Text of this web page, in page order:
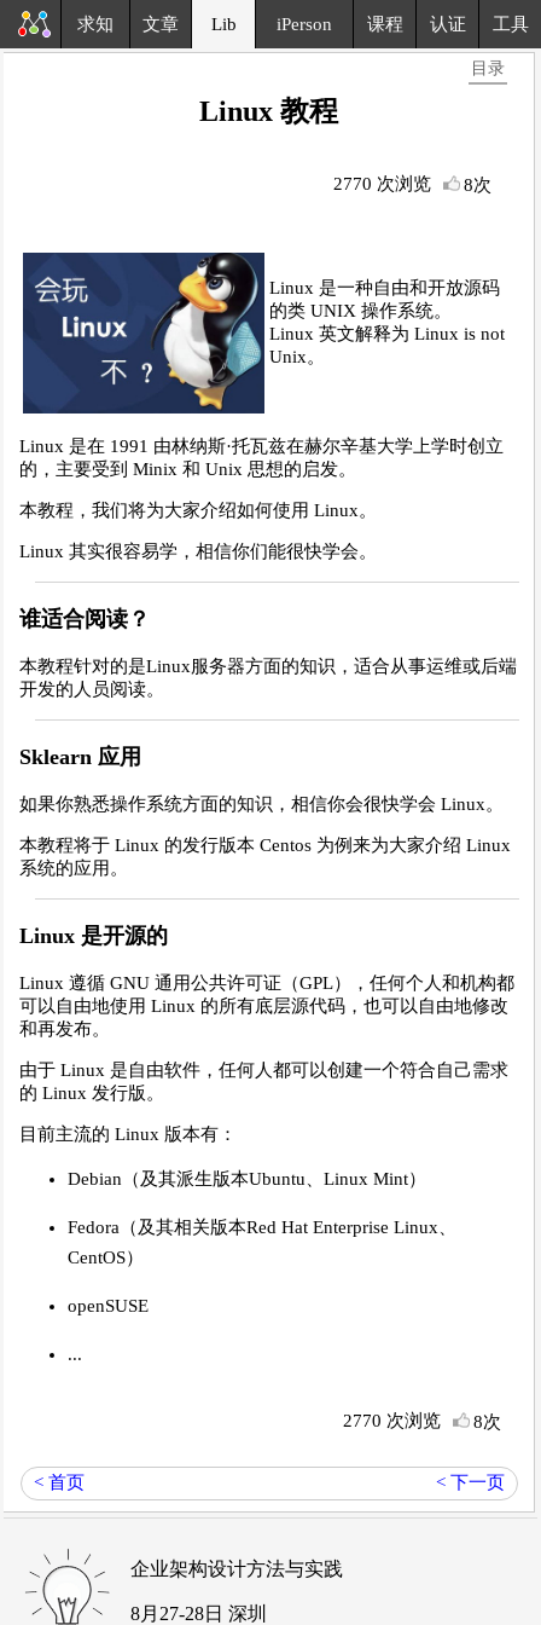
求知 文章 Lib iPerson 课程 认证 工具
目录
Linux 教程
2770 次浏览 8次
Linux 是一种自由和开放源码
的类 UNIX 操作系统。
Linux 英文解释为 Linux is not
Unix。
Linux 是在 1991 由林纳斯·托瓦兹在赫尔辛基大学上学时创立
的，主要受到 Minix 和 Unix 思想的启发。
本教程，我们将为大家介绍如何使用 Linux。
Linux 其实很容易学，相信你们能很快学会。
谁适合阅读？
本教程针对的是Linux服务器方面的知识，适合从事运维或后端
开发的人员阅读。
Sklearn 应用
如果你熟悉操作系统方面的知识，相信你会很快学会 Linux。
本教程将于 Linux 的发行版本 Centos 为例来为大家介绍 Linux
系统的应用。
Linux 是开源的
Linux 遵循 GNU 通用公共许可证（GPL），任何个人和机构都
可以自由地使用 Linux 的所有底层源代码，也可以自由地修改
和再发布。
由于 Linux 是自由软件，任何人都可以创建一个符合自己需求
的 Linux 发行版。
目前主流的 Linux 版本有：
Debian（及其派生版本Ubuntu、Linux Mint）
Fedora（及其相关版本Red Hat Enterprise Linux、
CentOS）
openSUSE
...
2770 次浏览 8次
< 首页 < 下一页